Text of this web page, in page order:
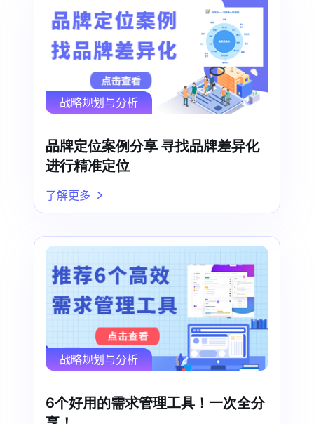
战略规划与分析
品牌定位案例分享 寻找品牌差异化
进行精准定位
了解更多
战略规划与分析
6个好用的需求管理工具！一次全分